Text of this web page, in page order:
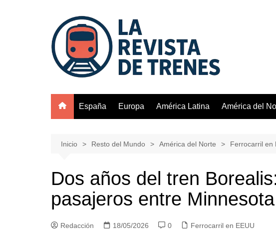
España Europa América Latina América del
Inicio Resto del Mundo América del Norte Ferrocarril en
Dos años del tren
pasajeros entre
Redacción 18/05/2026 0 Ferrocarril en EEUU